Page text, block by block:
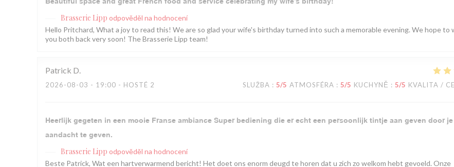
Brasserie Lipp odpověděl na hodnocení
Hello Pritchard, What a joy to read this! We are so glad your wife's birthday turned into such a memorable evening. We hope to
you both back very soon! The Brasserie Lipp team!
Patrick D
2026-08-03 - 19:00 - HOSTÉ 2 SLUŽBA : 5/5 ATMOSFÉRA : 5/5 KUCHYNĚ : 5/5 KVALITA /
Heerlijk gegeten in een mooie Franse ambiance Super bediening die er echt een persoonlijk tintje aan geven door je
aandacht te geven.
Brasserie Lipp odpověděl na hodnocení
Beste Patrick, Wat een hartverwarmend bericht! Het doet ons enorm deugd te horen dat u zich zo welkom hebt gevoeld. Onze